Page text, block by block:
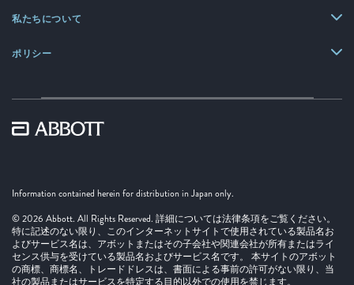
私たちについて
ポリシー
Information contained herein for distribution in Japan only.
© 2026 Abbott. All Rights Reserved. 詳細については法律条項をご覧ください。
特に記述のない限り、このインターネットサイトで使用されている製品名お
よびサービス名は、アボットまたはその子会社や関連会社が所有またはライ
センス供与を受けている製品名およびサービス名です。 本サイトのアボット
の商標、商標名、トレードドレスは、書面による事前の許可がない限り、当
社の製品またはサービスを特定する目的以外での使用を禁じます。